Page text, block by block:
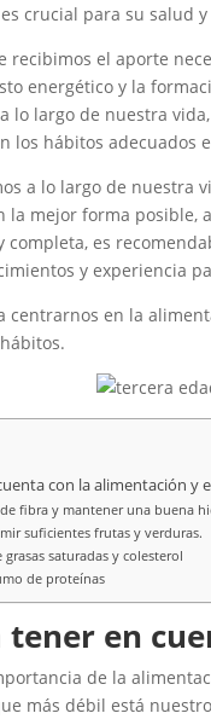
es crucial para su salud
recibimos el aporte
energético y la
lo largo de nuestra
los hábitos adecuados
a lo largo de nuestra
la mejor forma
es
y experiencia
centrarnos en la
con la alimentación y
fibra y mantener una buena
suficientes frutas y verduras.
saturadas y colesterol
de proteínas
tener en
de la
más débil está